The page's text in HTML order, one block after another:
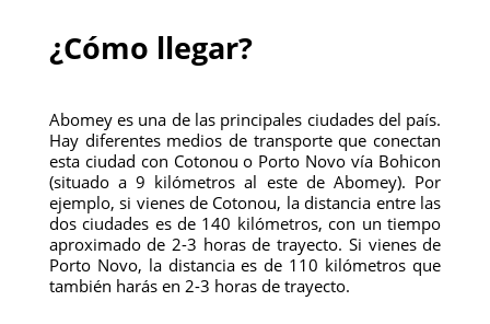
¿Cómo llegar?
Abomey es una de las principales ciudades del país.
Hay diferentes medios de transporte que conectan
esta ciudad con Cotonou o Porto Novo vía Bohicon
(situado a 9 kilómetros al este de Abomey). Por
ejemplo, si vienes de Cotonou, la distancia entre las
dos ciudades es de 140 kilómetros, con un tiempo
aproximado de 2-3 horas de trayecto. Si vienes de
Porto Novo, la distancia es de 110 kilómetros que
también harás en 2-3 horas de trayecto.